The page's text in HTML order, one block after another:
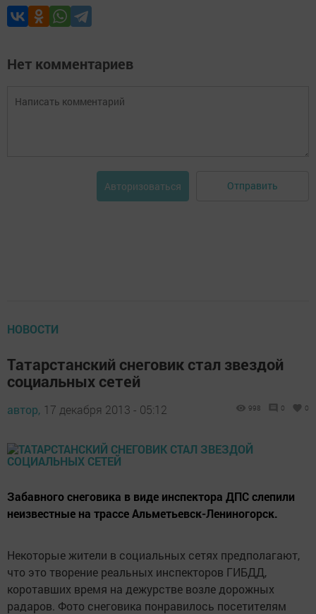
Нет комментариев
Авторизоваться Отправить
НОВОСТИ
Татарстанский снеговик стал звездой
социальных сетей
автор, 17 декабря 2013 - 05:12 998 0 0
Забавного снеговика в виде инспектора ДПС слепили
неизвестные на трассе Альметьевск-Лениногорск.
Некоторые жители в социальных сетях предполагают,
что это творение реальных инспекторов ГИБДД,
коротавших время на дежурстве возле дорожных
радаров. Фото снеговика понравилось посетителям